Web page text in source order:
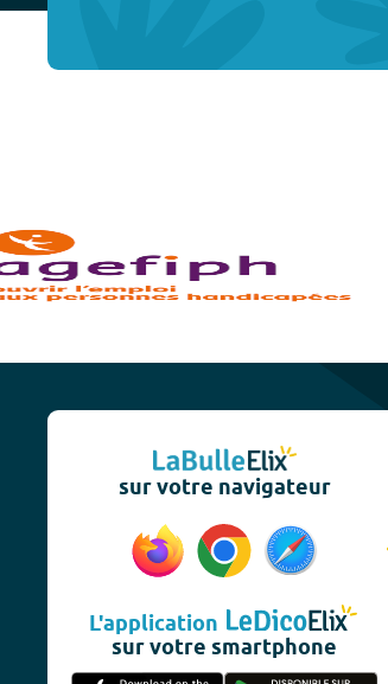
sur votre navigateur
L'application
sur votre smartphone